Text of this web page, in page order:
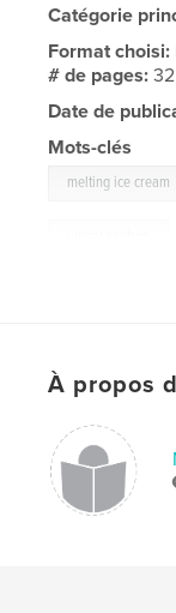
Catégorie
Format choisi:
# de pages:32
Date de
Mots-clés
melting ice cream
À propos